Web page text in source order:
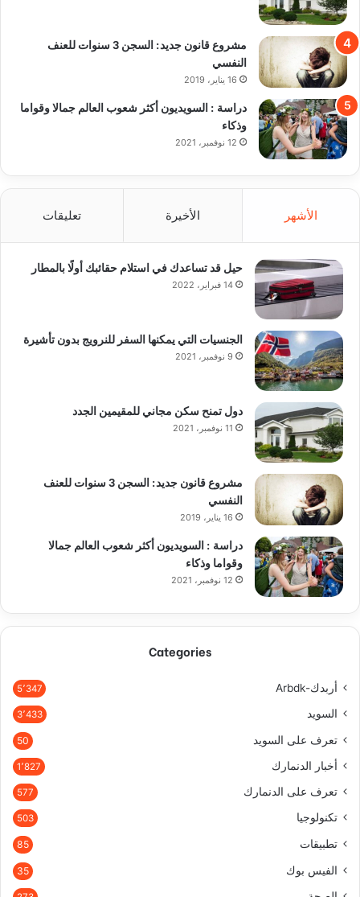
مشروع قانون جديد: السجن 3 سنوات للعنف
النفسي
16 يناير، 2019
دراسة : السويديون أكثر شعوب العالم جمالا وقواما
وذكاء
12 نوفمبر، 2021
الأشهر الأخيرة تعليقات
حيل قد تساعدك في استلام حقائبك أولًا بالمطار
14 فبراير، 2022
الجنسيات التي يمكنها السفر للنرويج بدون تأشيرة
9 نوفمبر، 2021
دول تمنح سكن مجاني للمقيمين الجدد
11 نوفمبر، 2021
مشروع قانون جديد: السجن 3 سنوات للعنف
النفسي
16 يناير، 2019
دراسة : السويديون أكثر شعوب العالم جمالا
وقواما وذكاء
12 نوفمبر، 2021
Categories
أربدك-Arbdk 5٬347
السويد 3٬433
تعرف على السويد 50
أخبار الدنمارك 1٬827
تعرف على الدنمارك 577
تكنولوجيا 503
تطبيقات 85
الفيس بوك 35